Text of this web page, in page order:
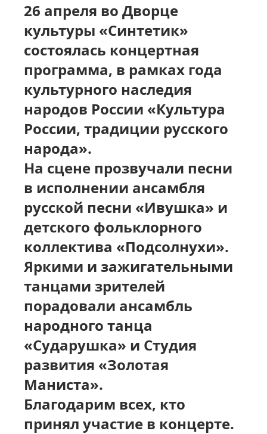
26 апреля во Дворце
культуры «Синтетик»
состоялась концертная
программа, в рамках года
культурного наследия
народов России «Культура
России, традиции русского
народа».
На сцене прозвучали песни
в исполнении ансамбля
русской песни «Ивушка» и
детского фольклорного
коллектива «Подсолнухи».
Яркими и зажигательными
танцами зрителей
порадовали ансамбль
народного танца
«Сударушка» и Студия
развития «Золотая
Маниста».
Благодарим всех, кто
принял участие в концерте.